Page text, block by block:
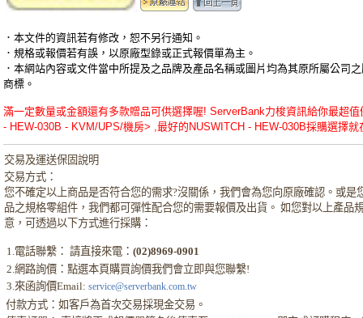
．本文件的資訊若有修改，恕不另行通知。
．規格或報價若有誤，以原廠型錄或正式報價單為主。
．本網站內容或文件當中所提及之品牌及產品名稱或圖片均為其原所屬公司
商標。
滿一定數量或金額還有多款贈品可供選擇喔! ServerBank力梭資訊給你最超值
- HEW-030B - KVM/UPS/機房> ,最好的NUSWITCH - HEW-030B採購選擇就
交易及運送保固說明
交易方式：
您不確定以上商品是否符合您的需求?沒關係，我們會為您向原廠確認。或是
品之規格零組件，我們都可彈性配合您的需要報價及出貨。 如您對以上產品
意，可透過以下方式進行採購：
1.電話聯繫： 請直接來電：(02)8969-0901
2.網路詢價：點選本頁購買詢價我們會立即與您聯繫!
3.來函詢價Email: service@serverbank.com.tw
付款方式：如客戶為首次交易採現金交易。